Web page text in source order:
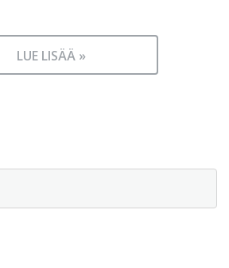
LUE LISÄÄ »